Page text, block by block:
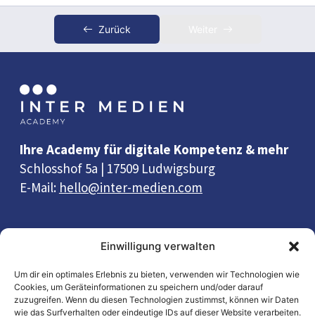
Einwilligung verwalten
Um dir ein optimales Erlebnis zu bieten, verwenden wir Technologien wie
Cookies, um Geräteinformationen zu speichern und/oder darauf
zuzugreifen. Wenn du diesen Technologien zustimmst, können wir Daten
wie das Surfverhalten oder eindeutige IDs auf dieser Website verarbeiten.
Zurück
Ihre Academy für digitale Kompetenz & mehr
Schlosshof 5a | 17509 Ludwigsburg
E-Mail: hello@inter-medien.com
Quick Links
Wissen
Workshops
Wiki